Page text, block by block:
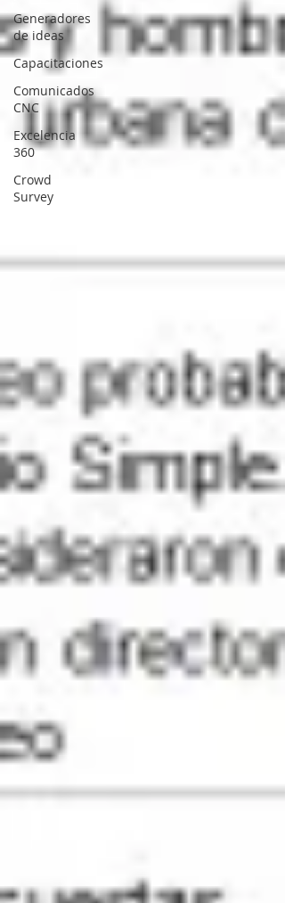
Generadores
de ideas
Capacitaciones
Comunicados
CNC
Excelencia
360
Crowd
Survey